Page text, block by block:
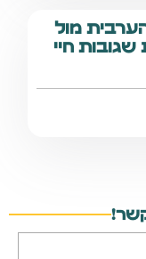
מול
שגובות חיי